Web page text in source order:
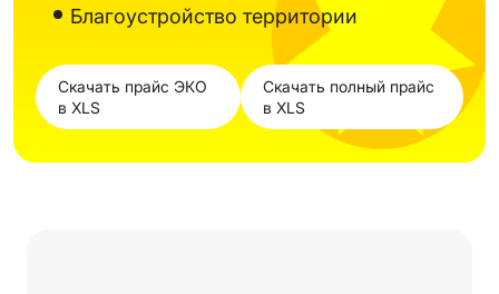
Благоустройство территории
Скачать прайс ЭКО
в XLS
Скачать полный прайс
в XLS